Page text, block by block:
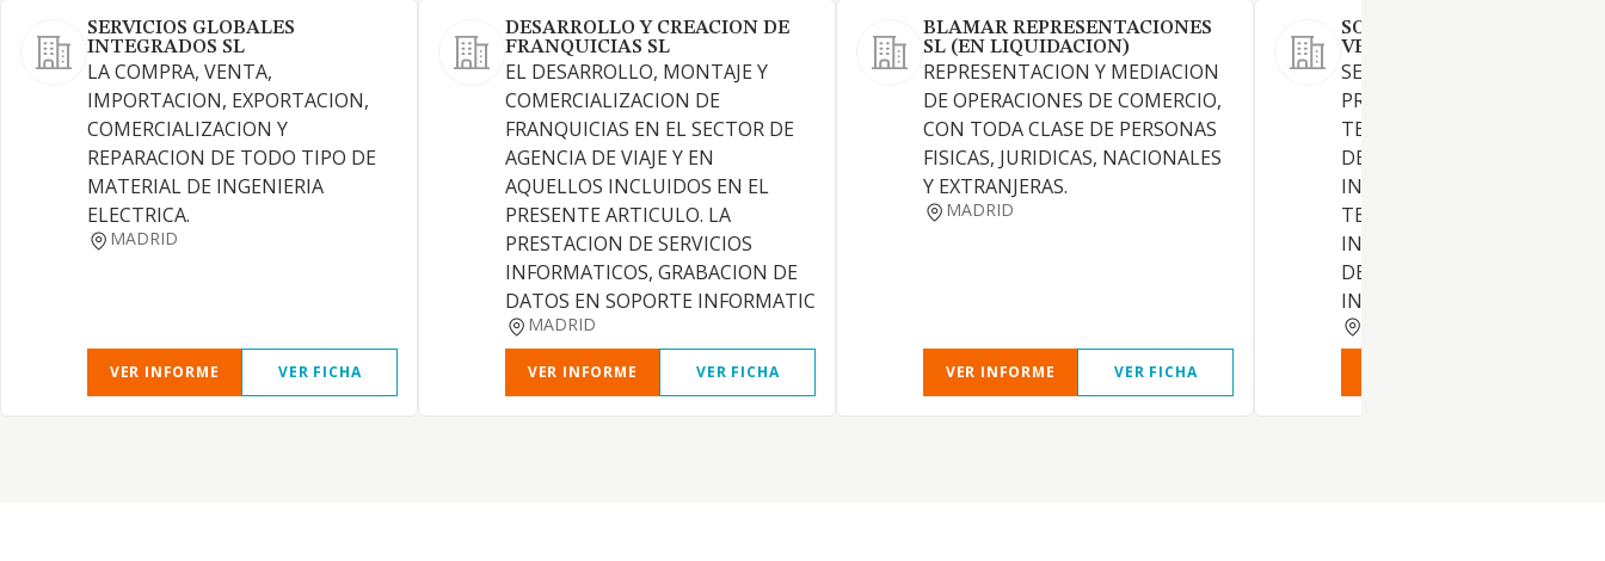
SERVICIOS GLOBALES
INTEGRADOS SL
LA COMPRA, VENTA,
IMPORTACION, EXPORTACION,
COMERCIALIZACION Y
REPARACION DE TODO TIPO DE
MATERIAL DE INGENIERIA
ELECTRICA.
MADRID
VER INFORME VER FICHA
DESARROLLO Y CREACION DE
FRANQUICIAS SL
EL DESARROLLO, MONTAJE Y
COMERCIALIZACION DE
FRANQUICIAS EN EL SECTOR DE
AGENCIA DE VIAJE Y EN
AQUELLOS INCLUIDOS EN EL
PRESENTE ARTICULO. LA
PRESTACION DE SERVICIOS
INFORMATICOS, GRABACION DE
DATOS EN SOPORTE INFORMATIC
MADRID
VER INFORME VER FICHA
BLAMAR REPRESENTACIONES
SL (EN LIQUIDACION)
REPRESENTACION Y MEDIACION
DE OPERACIONES DE COMERCIO,
CON TODA CLASE DE PERSONAS
FISICAS, JURIDICAS, NACIONALES
Y EXTRANJERAS.
MADRID
VER INFORME VER FICHA
SOREL INVESTMENTS &
VENTURES SL
SERVICIOS DE TELEMATICA Y
PROMOCION DE NUEVAS
TECNOLOGIAS EN LOS
DE CONSULTORIA DE
INFORMATICA, TELEMATICA,
TELECOMUNICACIONES E
INTERNET, ASIMISMO
DEDICARSE A LA DIFUSION,
INVERSIONES, ESTUDIOS,